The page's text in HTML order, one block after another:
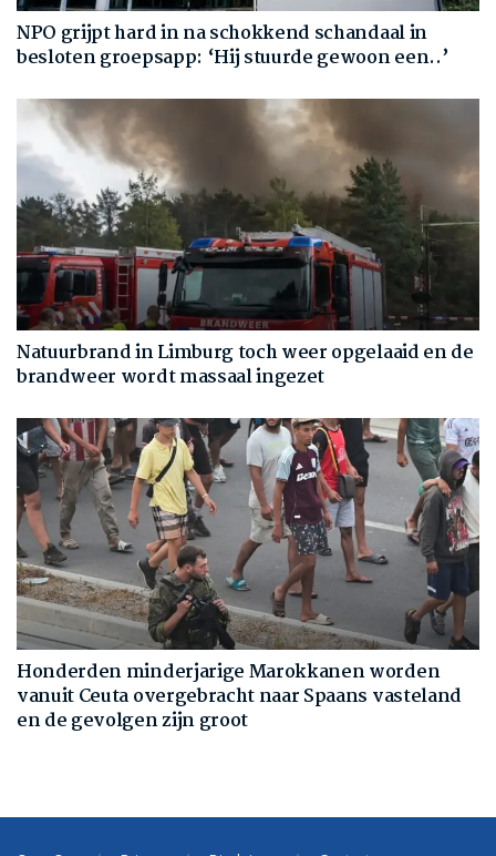
NPO grijpt hard in na schokkend schandaal in
besloten groepsapp: ‘Hij stuurde gewoon een..’
Natuurbrand in Limburg toch weer opgelaaid en de
brandweer wordt massaal ingezet
Honderden minderjarige Marokkanen worden
vanuit Ceuta overgebracht naar Spaans vasteland
en de gevolgen zijn groot